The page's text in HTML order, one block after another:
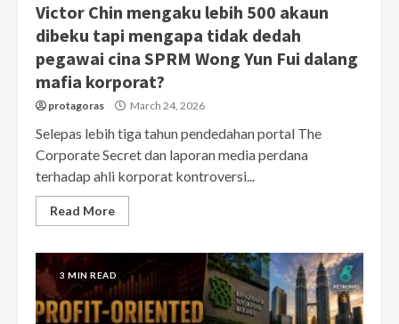
Victor Chin mengaku lebih 500 akaun
dibeku tapi mengapa tidak dedah
pegawai cina SPRM Wong Yun Fui dalang
mafia korporat?
protagoras March 24, 2026
Selepas lebih tiga tahun pendedahan portal The
Corporate Secret dan laporan media perdana
terhadap ahli korporat kontroversi...
Read More
3 MIN READ